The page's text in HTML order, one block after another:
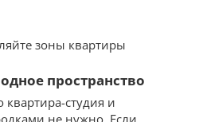
зоны квартиры
пространство
студия и